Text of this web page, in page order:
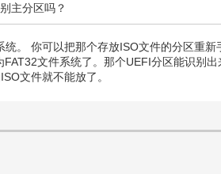
主分区吗？
。 你可以把那个存放ISO文件的分区重
文件系统了。那个UEFI分区能识别出
文件就不能放了。